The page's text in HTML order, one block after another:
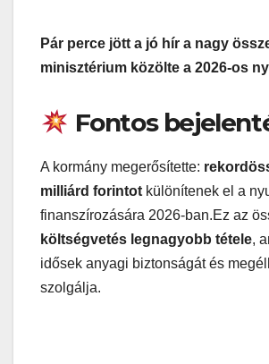
Pár perce jött a jó hír a nagy
minisztérium közölte a 2026-os
Fontos
A kormány megerősítette:
milliárd forintot különítenek el a
finanszírozására 2026-ban.Ez az
költségvetés legnagyobb tétele,
idősek anyagi biztonságát és
szolgálja.